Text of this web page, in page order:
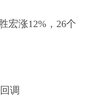
宏涨12%，26个
调